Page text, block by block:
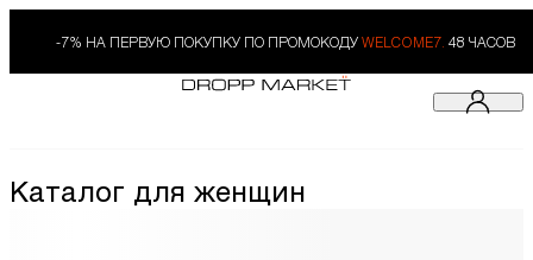
-7% НА ПЕРВУЮ ПОКУПКУ ПО ПРОМОКОДУ WELCOME7. 48 ЧАСОВ
Каталог для женщин